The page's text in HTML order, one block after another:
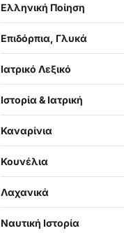
Ελληνική Ποίηση
Επιδόρπια, Γλυκά
Ιατρικό Λεξικό
Ιστορία & Ιατρική
Καναρίνια
Κουνέλια
Λαχανικά
Ναυτική Ιστορία